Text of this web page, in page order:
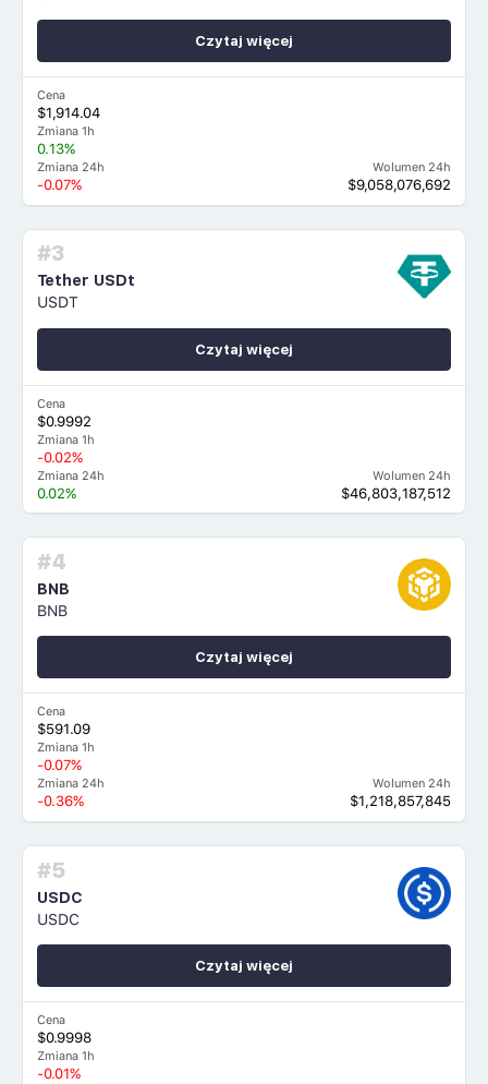
Cena
$1,914.04
Zmiana 1h
0.13%
Zmiana 24h
-0.07%
Wolumen 24h
$9,058,076,692
Czytaj więcej
#3
Tether USDt
USDT
Cena
$0.9992
Zmiana 1h
-0.02%
Zmiana 24h
0.02%
Wolumen 24h
$46,803,187,512
Czytaj więcej
#4
BNB
BNB
Cena
$591.09
Zmiana 1h
-0.07%
Zmiana 24h
-0.36%
Wolumen 24h
$1,218,857,845
Czytaj więcej
#5
USDC
USDC
Cena
$0.9998
Zmiana 1h
-0.01%
Czytaj więcej